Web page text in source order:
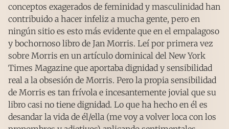
conceptos exagerados de feminidad y masculinidad han
contribuido a hacer infeliz a mucha gente, pero en
ningún sitio es esto más evidente que en el empalagoso
y bochornoso libro de Jan Morris. Leí por primera vez
sobre Morris en un artículo dominical del New York
Times Magazine que aportaba dignidad y sensibilidad
real a la obsesión de Morris. Pero la propia sensibilidad
de Morris es tan frívola e incesantemente jovial que su
libro casi no tiene dignidad. Lo que ha hecho en él es
desandar la vida de él/ella (me voy a volver loca con los